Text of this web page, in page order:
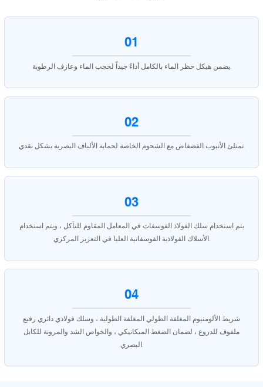
01
يضمن هيكل حظر الماء بالكامل أداءً جيداً لحجب الماء وعازف الرطوبة.
02
تمتلئ الأنبوب الفضفاض مع الشحوم الخاصة لحماية الألياف البصرية بشكل نقدي.
03
يتم استخدام سلك الفولاذ الفوسفات في المعامل المقاوم للتآكل ، ويتم استخدام
الأسلاك الفولاذية الفوسفاتية العليا في التعزيز المركزي.
04
شريط الألومنيوم المغلفة الطولي المغلفة الطولية ، وسلك فولاذي دائري رفيع
ملفوف للدروع ، لضمان الضغط الميكانيكي ، والخواص الشد والمرونة للكابل
البصري.